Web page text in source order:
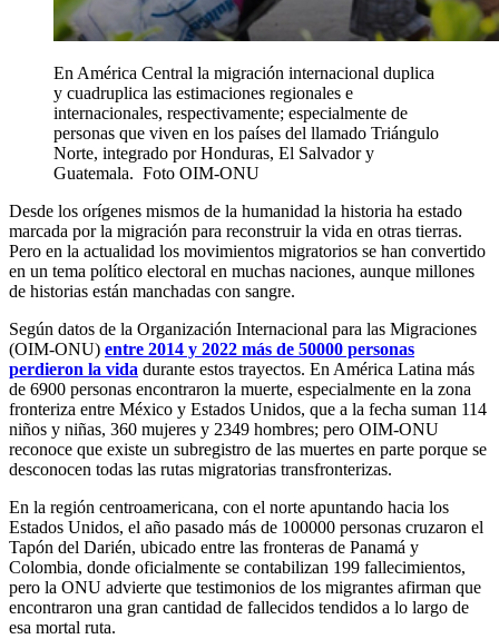
En América Central la migración internacional duplica
y cuadruplica las estimaciones regionales e
internacionales, respectivamente; especialmente de
personas que viven en los países del llamado Triángulo
Norte, integrado por Honduras, El Salvador y
Guatemala. Foto OIM-ONU
Desde los orígenes mismos de la humanidad la historia ha estado
marcada por la migración para reconstruir la vida en otras tierras.
Pero en la actualidad los movimientos migratorios se han convertido
en un tema político electoral en muchas naciones, aunque millones
de historias están manchadas con sangre.
Según datos de la Organización Internacional para las Migraciones
(OIM-ONU) entre 2014 y 2022 más de 50000 personas
perdieron la vida durante estos trayectos. En América Latina más
de 6900 personas encontraron la muerte, especialmente en la zona
fronteriza entre México y Estados Unidos, que a la fecha suman 114
niños y niñas, 360 mujeres y 2349 hombres; pero OIM-ONU
reconoce que existe un subregistro de las muertes en parte porque se
desconocen todas las rutas migratorias transfronterizas.
En la región centroamericana, con el norte apuntando hacia los
Estados Unidos, el año pasado más de 100000 personas cruzaron el
Tapón del Darién, ubicado entre las fronteras de Panamá y
Colombia, donde oficialmente se contabilizan 199 fallecimientos,
pero la ONU advierte que testimonios de los migrantes afirman que
encontraron una gran cantidad de fallecidos tendidos a lo largo de
esa mortal ruta.